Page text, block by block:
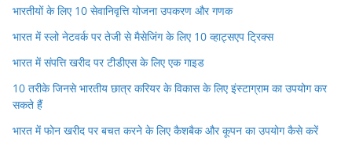
भारतीयों के लिए 10 सेवानिवृत्ति योजना उपकरण और गणक
भारत में स्लो नेटवर्क पर तेजी से मैसेजिंग के लिए 10 व्हाट्सएप ट्रिक्स
भारत में संपत्ति खरीद पर टीडीएस के लिए एक गाइड
10 तरीके जिनसे भारतीय छात्र करियर के विकास के लिए इंस्टाग्राम का उपयोग कर
सकते हैं
भारत में फोन खरीद पर बचत करने के लिए कैशबैक और कूपन का उपयोग कैसे करें